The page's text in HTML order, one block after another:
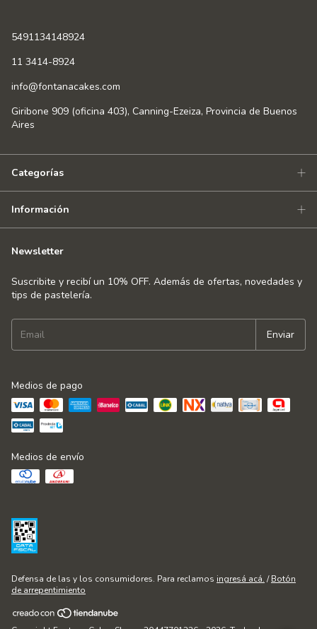
5491134148924
11 3414-8924
info@fontanacakes.com
Giribone 909 (oficina 403), Canning-Ezeiza, Provincia de Buenos
Aires
Categorías
Información
Newsletter
Suscribite y recibí un 10% OFF. Además de ofertas, novedades y
tips de pastelería.
Medios de pago
Medios de envío
Defensa de las y los consumidores. Para reclamos ingresá acá. / Botón
de arrepentimiento